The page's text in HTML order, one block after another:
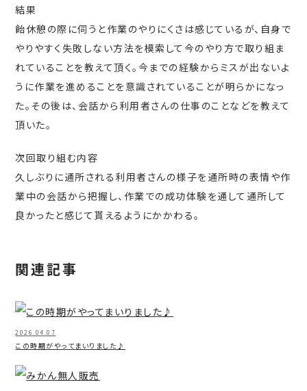
結果
飴休憩の際に伺うと作業のやりにくさは感じているが、自身で
やりやすく失敗しない方法を模索して今のやり方で取り組ま
れていることを教えて頂く。今までの経験からミスが出ないよ
うに作業を進めることを意識されていることが明らかになっ
た。その後は、会話から利用者さんの仕事のことなどを教えて
頂いた。
次回取り組む内容
久しぶりに通所される利用者さんの様子を通所時の表情や作
業中の会話から把握し、作業での成功体験を通して通所して
良かったと感じて貰えるようにかかわる。
関連記事
2026.04.07
この時期がやってまいりました♪